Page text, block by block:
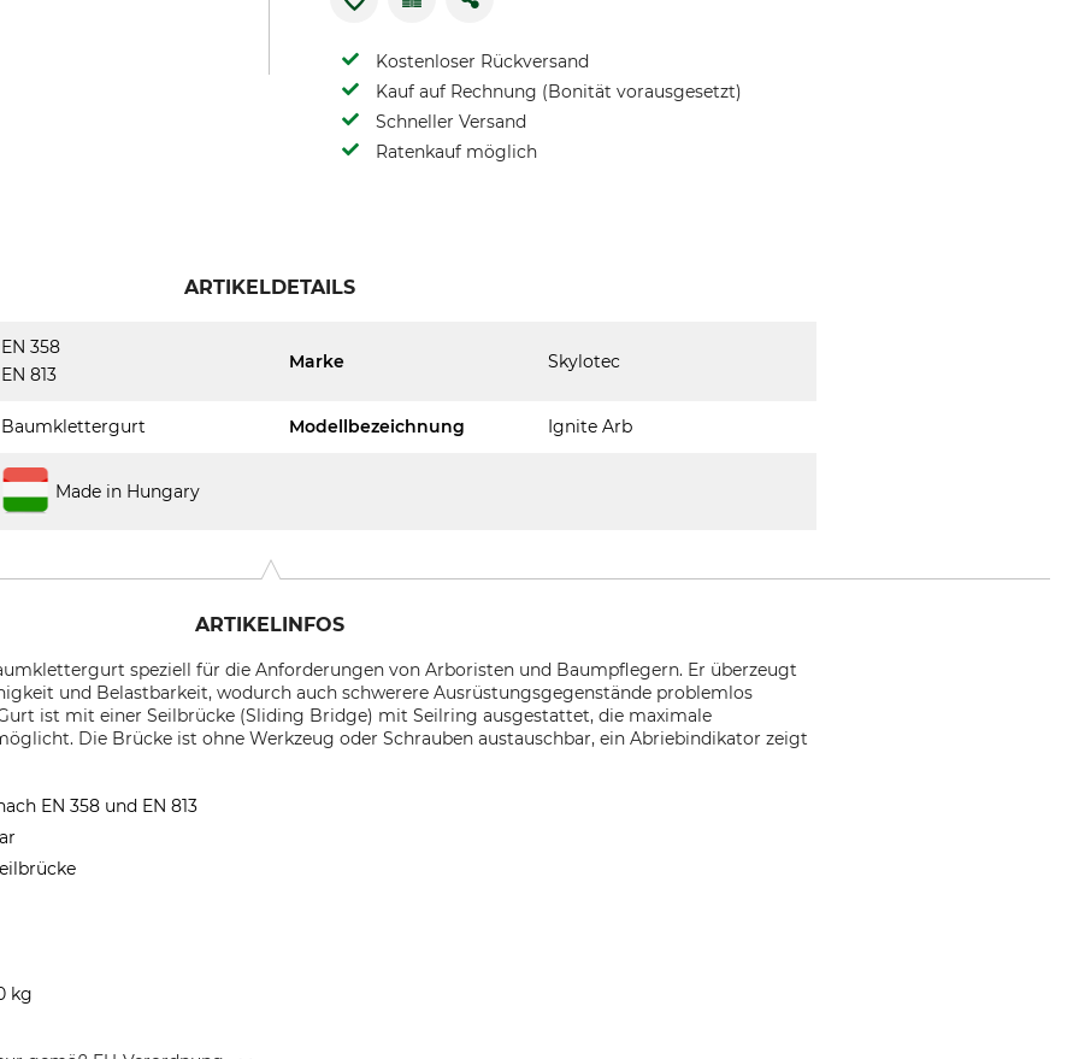
Kostenloser Rückversand
Kauf auf Rechnung (Bonität vorausgesetzt)
Schneller Versand
Ratenkauf möglich
ARTIKELDETAILS
EN 358
EN 813
Marke Skylotec
Baumklettergurt Modellbezeichnung Ignite Arb
Made in Hungary
ARTIKELINFOS
speziell für die Anforderungen von Arboristen und Baumpflegern. Er überzeugt
und Belastbarkeit, wodurch auch schwerere Ausrüstungsgegenstände problemlos
ist mit einer Seilbrücke (Sliding Bridge) mit Seilring ausgestattet, die maximale
Die Brücke ist ohne Werkzeug oder Schrauben austauschbar, ein Abriebindikator zeigt
EN 358 und EN 813
kg